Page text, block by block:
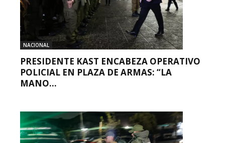
NACIONAL
PRESIDENTE KAST ENCABEZA OPERATIVO
POLICIAL EN PLAZA DE ARMAS: “LA
MANO...